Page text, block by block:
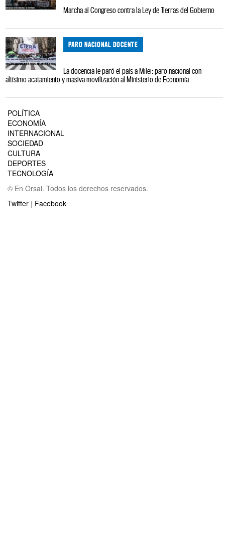
Marcha al Congreso contra la Ley de Tierras del Gobierno
PARO NACIONAL DOCENTE
La docencia le paró el país a Milei: paro nacional con
altísimo acatamiento y masiva movilización al Ministerio de Economía
POLÍTICA
ECONOMÍA
INTERNACIONAL
SOCIEDAD
CULTURA
DEPORTES
TECNOLOGÍA
© En Orsai. Todos los derechos reservados.
Twitter | Facebook